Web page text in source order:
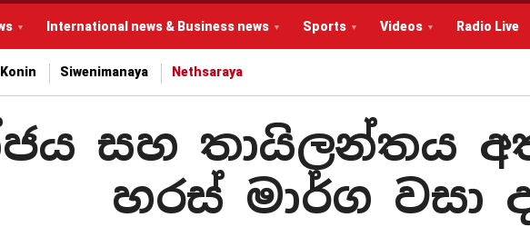
International news & Business news Sports Videos Radio Live
Siwenimanaya Nethsaraya
සහ තායිලන්තය
හරස් මාර්ග වසා